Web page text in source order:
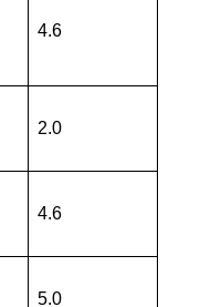
4.6
2.0
4.6
5.0